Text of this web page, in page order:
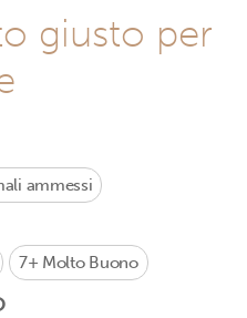
giusto per
ammessi
7+ Molto Buono